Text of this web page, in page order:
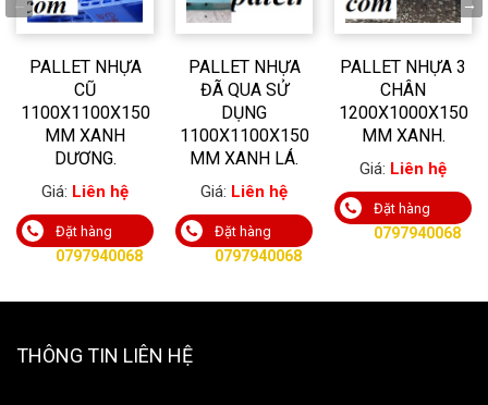
PALLET NHỰA
CŨ
1100X1100X150
MM XANH
DƯƠNG.
Giá: Liên hệ
Đặt hàng
0797940068
PALLET NHỰA
ĐÃ QUA SỬ
DỤNG
1100X1100X150
MM XANH LÁ.
Giá: Liên hệ
Đặt hàng
0797940068
PALLET NHỰA 3
CHÂN
1200X1000X150
MM XANH.
Giá: Liên hệ
Đặt hàng
0797940068
THÔNG TIN LIÊN HỆ